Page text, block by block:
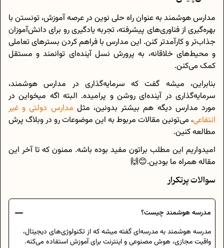
مدارس هوشمند به عنوان راه‌ حلی نوین در عرصه آموزش، تونستن با
بهره‌گیری از فناوری‌های پیشرفته، تجربه یادگیری رو برای دانش‌آموزان
جذاب‌تر و کارآمدتر کنن. این مدارس با فراهم کردن بسترهای تعاملی
و محیط‌های خلاقانه، به پرورش نسل آینده‌ای توانمند و مستقل
کمک می‌کنن.
بنابراین، میشه گفت که سرمایه‌گذاری در مدارس هوشمند،
سرمایه‌گذاری در آینده‌ای روشن و پرامیده. البته اگه میخواین در
مورد مدارس دیگه هم بیشتر بدونین، مثل مدارس دولتی و غیر
انتفاعی، می‌تونین مقالات مربوط به این موضوعات رو در وبلاگ پرش
مطالعه کنین.
امیدواریم این مطلب براتون مفید بوده باشه. ممنون که تا آخر این
مقاله همراه ما بودین.😊🙌
سوالات پرتکرار
مدرسه هوشمند چیست؟
مدرسه هوشمند به مدرسه‌ای گفته میشه که از تکنولوژی‌های دیجیتال،
واقیت مجازی، هوش مصنوعی و اینترنت برای آموزش استفاده می‌کنه.